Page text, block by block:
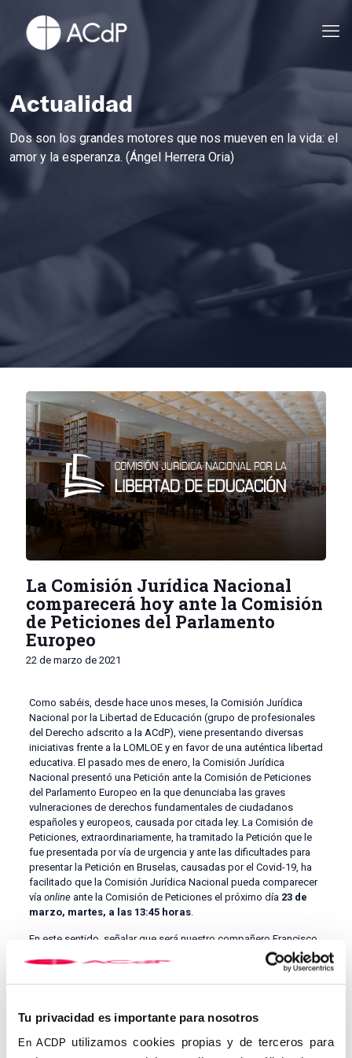
Tu privacidad es importante para nosotros
En ACDP utilizamos cookies propias y de terceros para
Actualidad
Dos son los grandes motores que nos mueven en la vida: el
amor y la esperanza. (Ángel Herrera Oria)
La Comisión Jurídica Nacional
comparecerá hoy ante la Comisión
de Peticiones del Parlamento
Europeo
22 de marzo de 2021
Como sabéis, desde hace unos meses, la Comisión Jurídica
Nacional por la Libertad de Educación (grupo de profesionales
del Derecho adscrito a la ACdP), viene presentando diversas
iniciativas frente a la LOMLOE y en favor de una auténtica libertad
educativa. El pasado mes de enero, la Comisión Jurídica
Nacional presentó una Petición ante la Comisión de Peticiones
del Parlamento Europeo en la que denunciaba las graves
vulneraciones de derechos fundamentales de ciudadanos
españoles y europeos, causada por citada ley. La Comisión de
Peticiones, extraordinariamente, ha tramitado la Petición que le
fue presentada por vía de urgencia y ante las dificultades para
presentar la Petición en Bruselas, causadas por el Covid-19, ha
facilitado que la Comisión Jurídica Nacional pueda comparecer
vía onlineante la Comisión de Peticiones el próximo día 23 de
marzo, martes, a las 13:45 horas.
En este sentido, señalar que será nuestro compañero Francisco
la Moneda Díaz, abogado del Ilustre Colegio de Abogados de
Badajoz, quien presente la Petición en representación de la
Comisión Jurídica Nacional. La comparecencia ante las
Europea será tomada en consideración en el mismo instante de
supuesto, teniendo en cuenta otras iniciativas de la sociedad